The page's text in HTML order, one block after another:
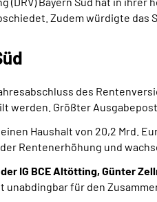
Zudem würdigte
des
Größter
Haushalt von 20,2 Mrd.
Rentenerhöhung und
IG BCE Altötting, Günter
für den